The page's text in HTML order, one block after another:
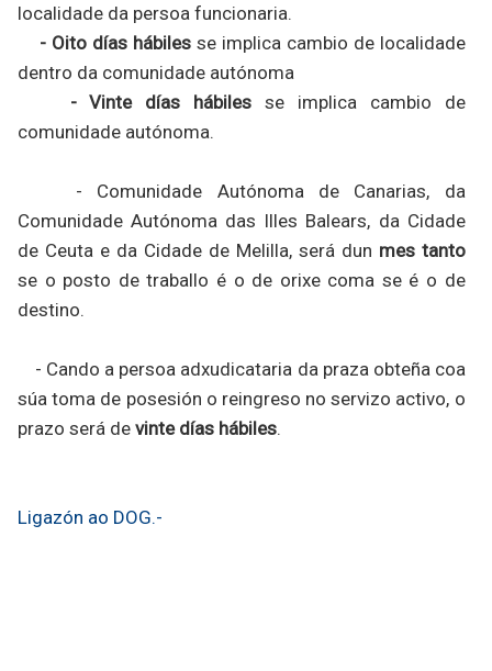
localidade da persoa funcionaria.
- Oito días hábilesse implica cambio de localidade
dentro da comunidade autónoma
- Vinte días hábilesse implica cambio de
comunidade autónoma.
- Comunidade Autónoma de Canarias, da
Comunidade Autónoma das Illes Balears, da Cidade
de Ceuta e da Cidade de Melilla, será dun mes tanto
se o posto de traballo é o de orixe coma se é o de
destino.
- Cando a persoa adxudicataria da praza obteña coa
súa toma de posesión o reingreso no servizo activo, o
prazo será de vinte días hábiles.
Ligazón ao DOG.-